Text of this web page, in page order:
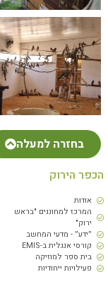
בחזרה למעלה
הכפר הירוק
אודות
המרכז למחוננים "בראש
ירוק"
״ידע״ - מדעי המחשב
קורסי אנגלית ב-EMIS
בית ספר למוזיקה
פעילויות ייחודיות